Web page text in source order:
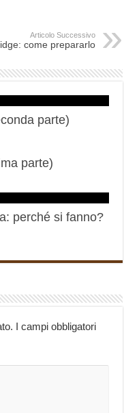
Articolo Successivo
come prepararlo
parte)
parte)
perché si fanno?
I campi obbligatori